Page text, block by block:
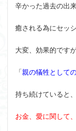
辛かった過去の出
癒される為にセッ
大変、効果的ですが
「親の犠牲として
持ち続けていると、
お金、愛に関して、